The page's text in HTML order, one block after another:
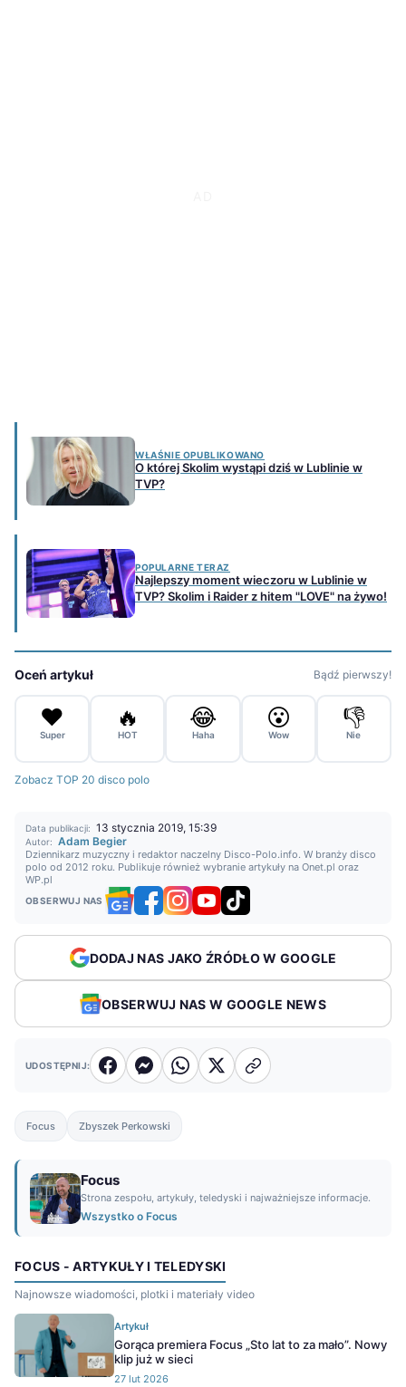
WŁAŚNIE OPUBLIKOWANO
O której Skolim wystąpi dziś w Lublinie w
TVP?
POPULARNE TERAZ
Najlepszy moment wieczoru w Lublinie w
TVP? Skolim i Raider z hitem "LOVE" na żywo!
Oceń artykuł Bądź pierwszy!
❤️
Super
🔥
HOT
😂
Haha
😮
Wow
👎
Nie
Zobacz TOP 20 disco polo
Data publikacji: 13 stycznia 2019, 15:39
Autor: Adam Begier
Dziennikarz muzyczny i redaktor naczelny Disco-Polo.info. W branży disco
polo od 2012 roku. Publikuje również wybranie artykuły na Onet.pl oraz
WP.pl
OBSERWUJ NAS
DODAJ NAS JAKO ŹRÓDŁO W GOOGLE
OBSERWUJ NAS W GOOGLE NEWS
UDOSTĘPNIJ:
Focus Zbyszek Perkowski
Focus
Strona zespołu, artykuły, teledyski i najważniejsze informacje.
Wszystko o Focus
FOCUS - ARTYKUŁY I TELEDYSKI
Najnowsze wiadomości, plotki i materiały video
Artykuł
Gorąca premiera Focus „Sto lat to za mało”. Nowy
klip już w sieci
27 lut 2026